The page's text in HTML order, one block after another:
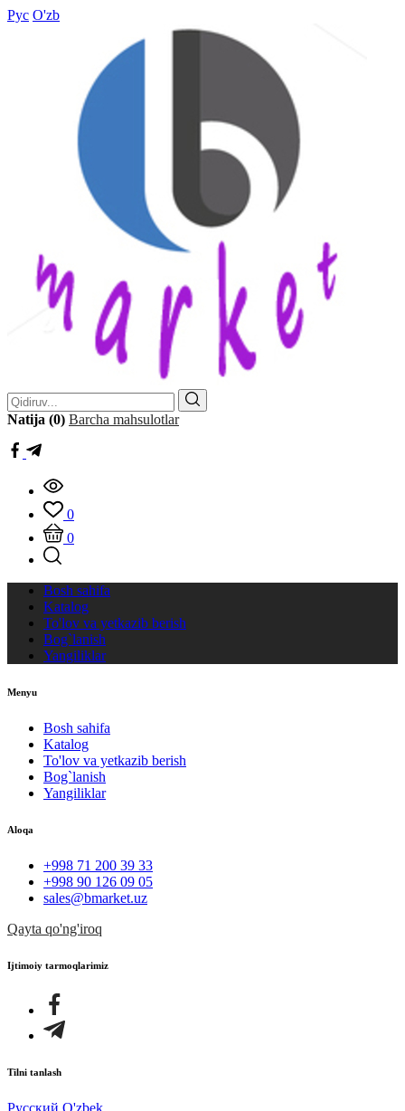
Рус O'zb
Natija (0) Barcha mahsulotlar
0
0
Bosh sahifa
Katalog
To'lov va yetkazib berish
Bog`lanish
Yangiliklar
Menyu
Bosh sahifa
Katalog
To'lov va yetkazib berish
Bog`lanish
Yangiliklar
Aloqa
+998 71 200 39 33
+998 90 126 09 05
sales@bmarket.uz
Qayta qo'ng'iroq
Ijtimoiy tarmoqlarimiz
Tilni tanlash
Русский O'zbek